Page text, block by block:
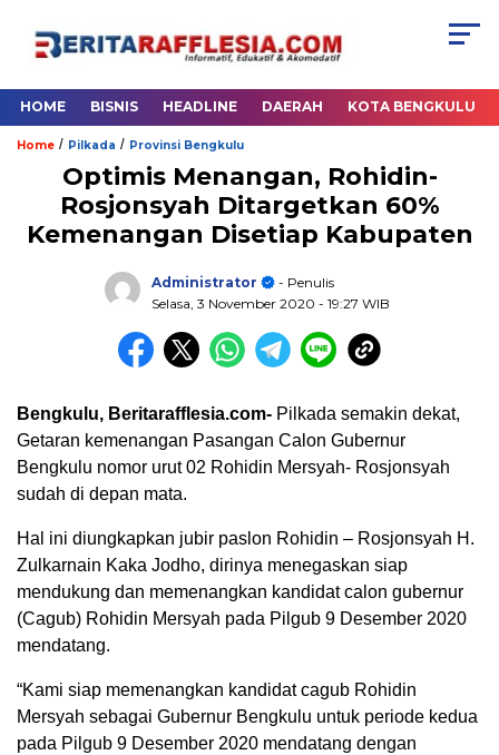
HOME BISNIS HEADLINE DAERAH KOTA BENGKULU
Home / Pilkada / Provinsi Bengkulu
Optimis Menangan, Rohidin-
Rosjonsyah Ditargetkan 60%
Kemenangan Disetiap Kabupaten
Administrator
- Penulis
Selasa, 3 November 2020 - 19:27 WIB
Bengkulu, Beritarafflesia.com- Pilkada semakin dekat,
Getaran kemenangan Pasangan Calon Gubernur
Bengkulu nomor urut 02 Rohidin Mersyah- Rosjonsyah
sudah di depan mata.
Hal ini diungkapkan jubir paslon Rohidin – Rosjonsyah H.
Zulkarnain Kaka Jodho, dirinya menegaskan siap
mendukung dan memenangkan kandidat calon gubernur
(Cagub) Rohidin Mersyah pada Pilgub 9 Desember 2020
mendatang.
“Kami siap memenangkan kandidat cagub Rohidin
Mersyah sebagai Gubernur Bengkulu untuk periode kedua
pada Pilgub 9 Desember 2020 mendatang dengan